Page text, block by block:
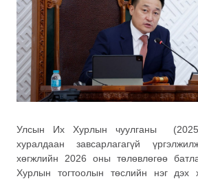
Улсын Их Хурлын чуулганы
хуралдаан завсарлагагүй
хөгжлийн 2026 оны төлөвлөгөө
Хурлын тогтоолын төслийн нэг дэх